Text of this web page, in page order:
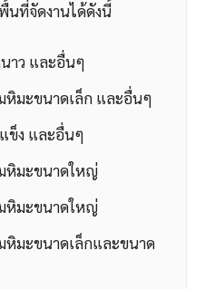
นที่จัดงานได้ดังนี้
าว และอื่นๆ
หิมะขนาดเล็ก และอื่นๆ
ข็ง และอื่นๆ
หิมะขนาดใหญ่
หิมะขนาดใหญ่
หิมะขนาดเล็กและขนาด